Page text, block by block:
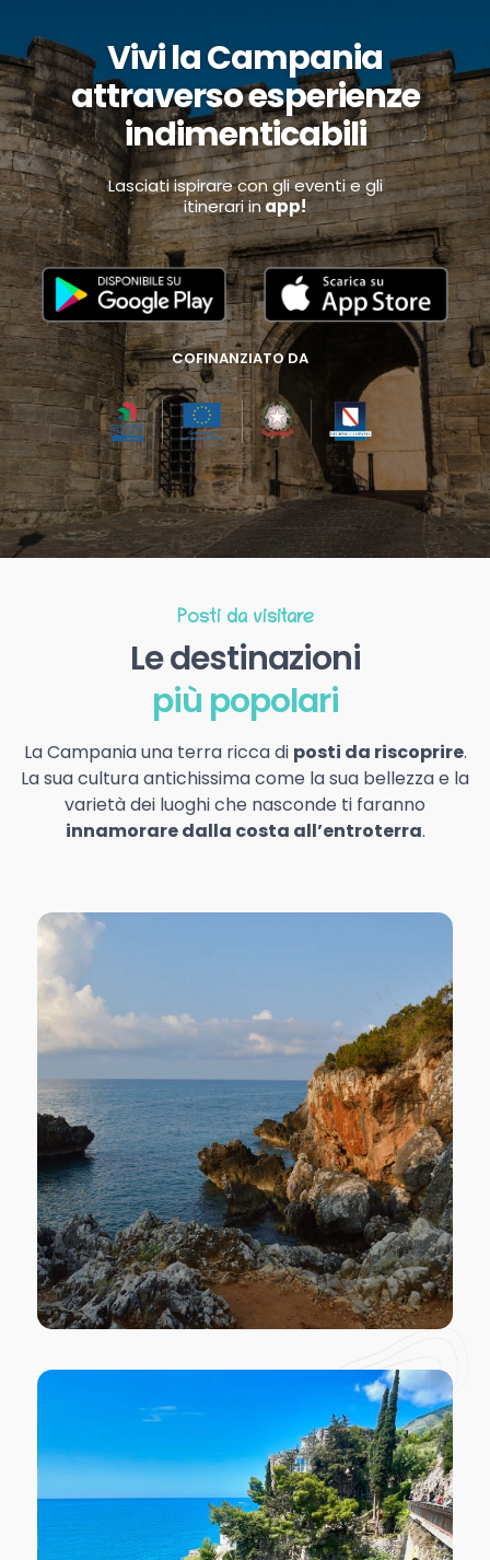
Vivi la Campania
attraverso esperienze
indimenticabili
Lasciati ispirare con gli eventi e gli
itinerari inapp!
COFINANZIATO DA
Posti da visitare
Le destinazioni
più popolari
La Campania una terra ricca di posti da riscoprire.
La sua cultura antichissima come la sua bellezza e la
varietà dei luoghi che nasconde ti faranno
innamorare dalla costa all’entroterra.